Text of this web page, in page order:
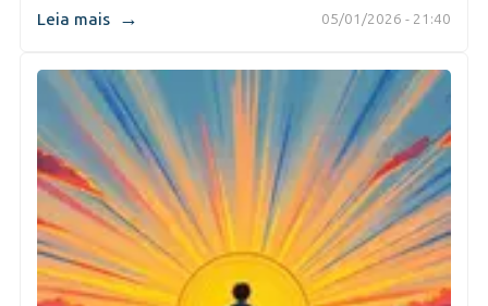
05/01/2026 - 21:40
Leia mais →